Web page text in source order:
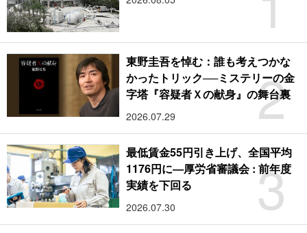
2
東野圭吾を悼む：誰も考えつかな
かったトリック──ミステリーの金
字塔『容疑者Ｘの献身』の舞台裏
2026.07.29
3
最低賃金55円引き上げ、全国平均
1176円に―厚労省審議会 : 前年度
実績を下回る
2026.07.30